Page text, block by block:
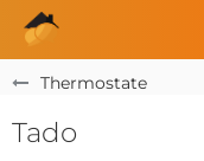
Thermostate
Tado